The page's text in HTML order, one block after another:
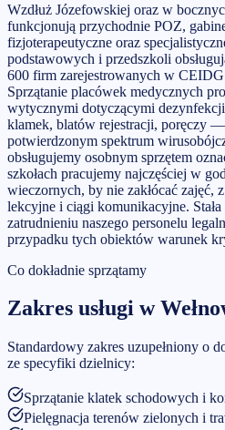
Wzdłuż Józefowskiej oraz w
funkcjonują przychodnie POZ,
fizjoterapeutyczne oraz
podstawowych i przedszkoli
600 firm zarejestrowanych w
Sprzątanie placówek medycznych
wytycznymi dotyczącymi
klamek, blatów rejestracji, poręczy
potwierdzonym spektrum
obsługujemy osobnym sprzętem
szkołach pracujemy najczęściej w
wieczornych, by nie zakłócać zajęć,
lekcyjne i ciągi komunikacyjne.
zatrudnieniu naszego personelu
przypadku tych obiektów warunek
Co dokładnie sprzątamy
Zakres usługi w
Standardowy zakres uzupełniony o
ze specyfiki dzielnicy:
Sprzątanie klatek schodowych i
Pielęgnacja terenów zielonych i